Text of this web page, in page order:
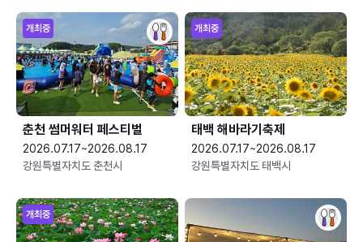
개최중
춘천 썸머워터 페스티벌
2026.07.17~2026.08.17
강원특별자치도 춘천시
개최중
태백 해바라기축제
2026.07.17~2026.08.17
강원특별자치도 태백시
개최중